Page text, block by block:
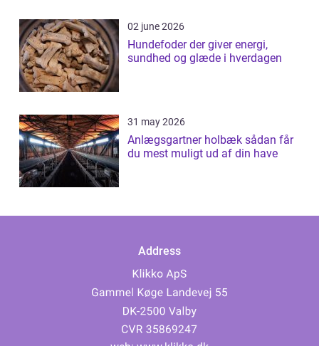
02 june 2026
Hundefoder der giver energi,
sundhed og glæde i hverdagen
31 may 2026
Anlægsgartner holbæk sådan får
du mest muligt ud af din have
Address